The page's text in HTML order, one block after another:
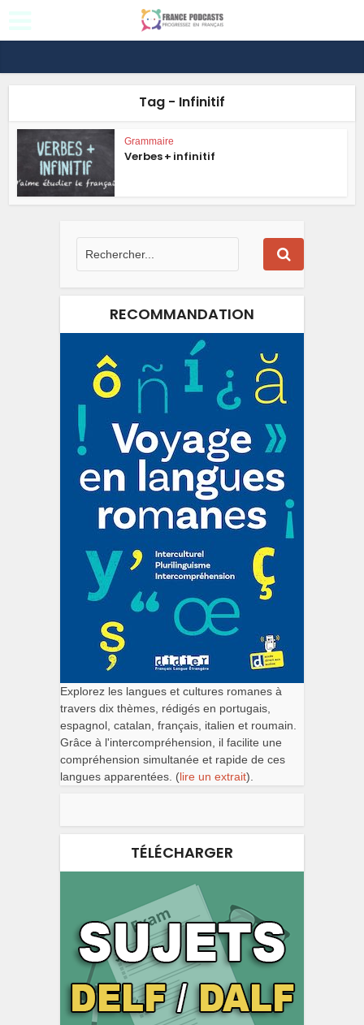
Tag - Infinitif
Grammaire
Verbes + infinitif
RECOMMANDATION
Explorez les langues et cultures romanes à
travers dix thèmes, rédigés en portugais,
espagnol, catalan, français, italien et roumain.
Grâce à l'intercompréhension, il facilite une
compréhension simultanée et rapide de ces
langues apparentées. (lire un extrait).
TÉLÉCHARGER